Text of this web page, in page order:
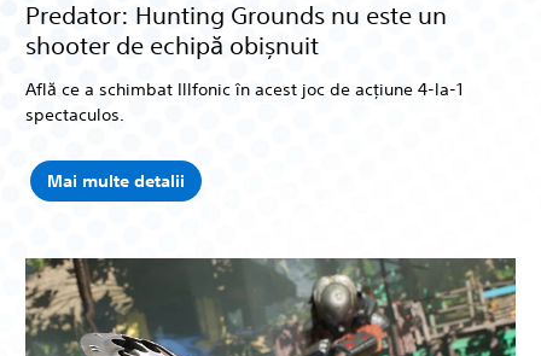
Predator: Hunting Grounds nu este un
shooter de echipă obișnuit
Află ce a schimbat Illfonic în acest joc de acțiune 4-la-1
spectaculos.
Mai multe detalii